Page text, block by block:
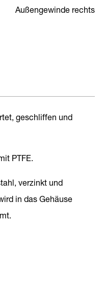
Außengewinde rechts
geschliffen und
PTFE.
verzinkt und
in das Gehäuse